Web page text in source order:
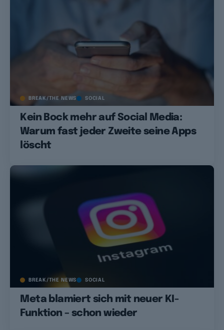
BREAK/THE NEWS SOCIAL
Kein Bock mehr auf Social Media:
Warum fast jeder Zweite seine Apps
löscht
BREAK/THE NEWS SOCIAL
Meta blamiert sich mit neuer KI-
Funktion – schon wieder